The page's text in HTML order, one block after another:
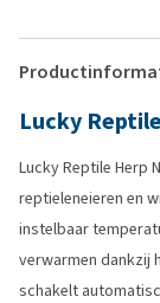
Lucky
Lucky Reptile Herp
reptieleneieren en
instelbaar
verwarmen dankzij
schakelt